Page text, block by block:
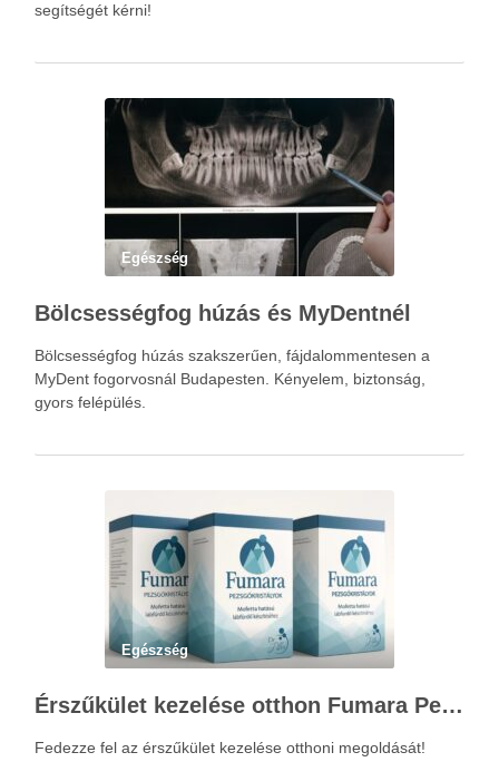
segítségét kérni!
Egészség
Bölcsességfog húzás és MyDentnél
Bölcsességfog húzás szakszerűen, fájdalommentesen a
MyDent fogorvosnál Budapesten. Kényelem, biztonság,
gyors felépülés.
Egészség
Érszűkület kezelése otthon Fumara Pezsgőkristályokkal
Fedezze fel az érszűkület kezelése otthoni megoldását!